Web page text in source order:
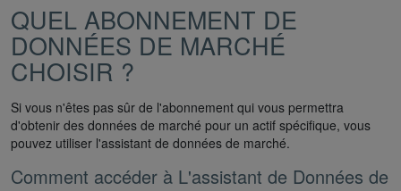
QUEL ABONNEMENT DE
DONNÉES DE MARCHÉ
CHOISIR ?
Si vous n'êtes pas sûr de l'abonnement qui vous permettra
d'obtenir des données de marché pour un actif spécifique, vous
pouvez utiliser l'assistant de données de marché.
Comment accéder à L'assistant de Données de